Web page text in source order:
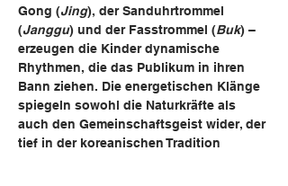
Gong (Jing), der Sanduhrtrommel
(Janggu) und der Fasstrommel (Buk) –
erzeugen die Kinder dynamische
Rhythmen, die das Publikum in ihren
Bann ziehen. Die energetischen Klänge
spiegeln sowohl die Naturkräfte als
auch den Gemeinschaftsgeist wider, der
tief in der koreanischen Tradition